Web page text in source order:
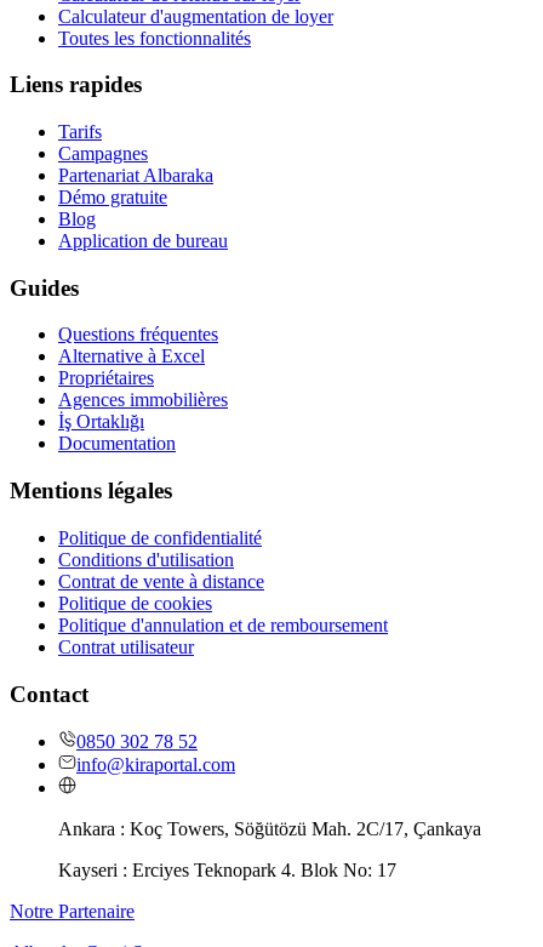
Calculateur d'augmentation de loyer
Toutes les fonctionnalités
Liens rapides
Tarifs
Campagnes
Partenariat Albaraka
Démo gratuite
Blog
Application de bureau
Guides
Questions fréquentes
Alternative à Excel
Propriétaires
Agences immobilières
İş Ortaklığı
Documentation
Mentions légales
Politique de confidentialité
Conditions d'utilisation
Contrat de vente à distance
Politique de cookies
Politique d'annulation et de remboursement
Contrat utilisateur
Contact
0850 302 78 52
info@kiraportal.com
Ankara : Koç Towers, Söğütözü Mah. 2C/17, Çankaya
Kayseri : Erciyes Teknopark 4. Blok No: 17
Notre Partenaire